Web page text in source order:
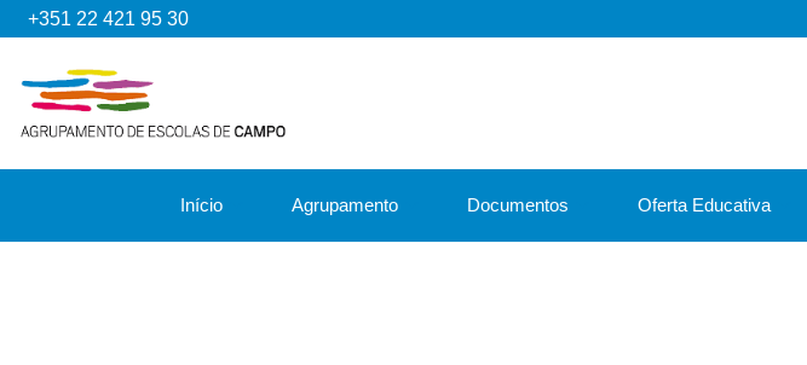
+351 22 421 95 30
Início Agrupamento Documentos Oferta Educativa